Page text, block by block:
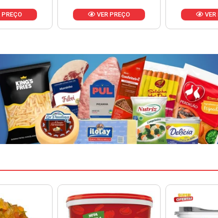
PREÇO VER PREÇO VER